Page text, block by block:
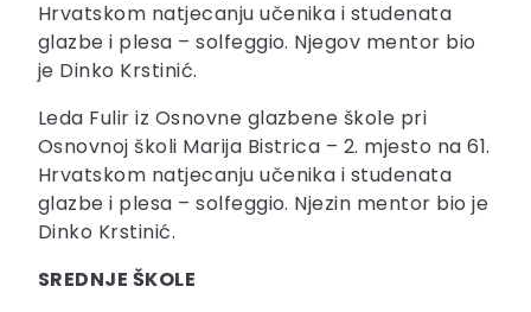
Hrvatskom natjecanju učenika i studenata
glazbe i plesa – solfeggio. Njegov mentor bio
je Dinko Krstinić.
Leda Fulir iz Osnovne glazbene škole pri
Osnovnoj školi Marija Bistrica – 2. mjesto na 61.
Hrvatskom natjecanju učenika i studenata
glazbe i plesa – solfeggio. Njezin mentor bio je
Dinko Krstinić.
SREDNJE ŠKOLE